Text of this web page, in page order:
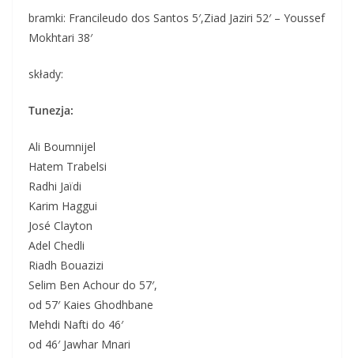
bramki: Francileudo dos Santos 5′,Ziad Jaziri 52′ – Youssef
Mokhtari 38′
składy:
Tunezja:
Ali Boumnijel
Hatem Trabelsi
Radhi Jaïdi
Karim Haggui
José Clayton
Adel Chedli
Riadh Bouazizi
Selim Ben Achour do 57′,
od 57′ Kaies Ghodhbane
Mehdi Nafti do 46′
od 46′ Jawhar Mnari